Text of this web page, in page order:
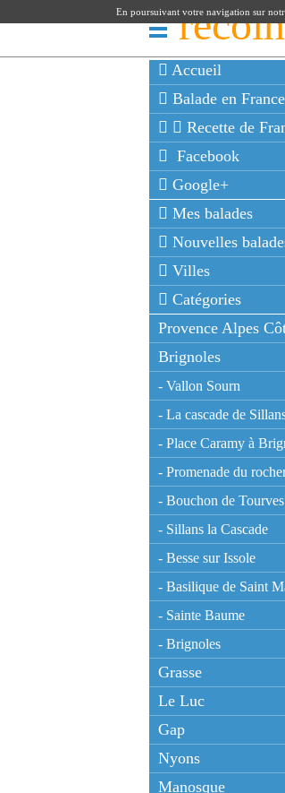
recoin
Accueil
Balade en France
Recette de
Facebook
Google+
Mes balades
Nouvelles
Villes
Catégories
Provence Alpes
Brignoles
- Vallon Sourn
- La cascade de
- Place Caramy à
- Promenade du
- Bouchon de Tourves
- Sillans la Cascade
- Besse sur Issole
- Basilique de Saint
- Sainte Baume
- Brignoles
Grasse
Le Luc
Gap
Nyons
Manosque
En poursuivant votre navigation sur